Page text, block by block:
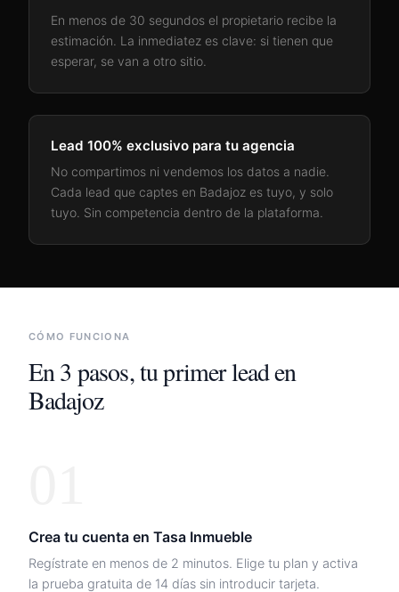
En menos de 30 segundos el propietario recibe la
estimación. La inmediatez es clave: si tienen que
esperar, se van a otro sitio.
Lead 100% exclusivo para tu agencia
No compartimos ni vendemos los datos a nadie.
Cada lead que captes en Badajoz es tuyo, y solo
tuyo. Sin competencia dentro de la plataforma.
CÓMO FUNCIONA
En 3 pasos, tu primer lead en
Badajoz
Crea tu cuenta en Tasa Inmueble
Regístrate en menos de 2 minutos. Elige tu plan y activa
la prueba gratuita de 14 días sin introducir tarjeta.